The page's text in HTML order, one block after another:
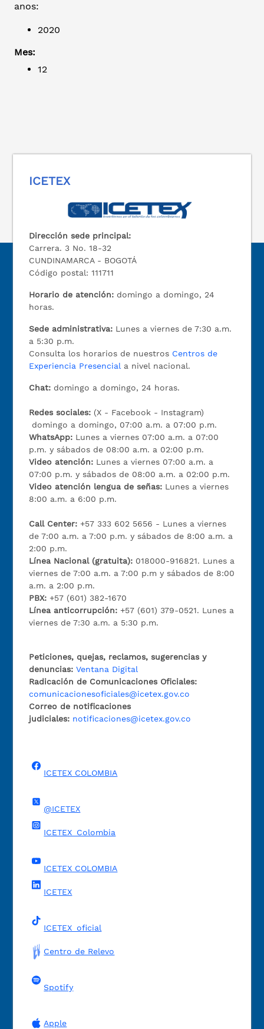
anos:
2020
Mes:
12
ICETEX
Dirección sede principal:
Carrera. 3 No. 18-32
CUNDINAMARCA - BOGOTÁ
Código postal: 111711
Horario de atención: domingo a domingo, 24
horas.
Sede administrativa: Lunes a viernes de 7:30 a.m.
a 5:30 p.m.
Consulta los horarios de nuestros Centros de
Experiencia Presencial a nivel nacional.
Chat: domingo a domingo, 24 horas.
Redes sociales: (X - Facebook - Instagram)
domingo a domingo, 07:00 a.m. a 07:00 p.m.
WhatsApp: Lunes a viernes 07:00 a.m. a 07:00
p.m. y sábados de 08:00 a.m. a 02:00 p.m.
Video atención: Lunes a viernes 07:00 a.m. a
07:00 p.m. y sábados de 08:00 a.m. a 02:00 p.m.
Video atención lengua de señas: Lunes a viernes
8:00 a.m. a 6:00 p.m.
Call Center:+57 333 602 5656 - Lunes a viernes
de 7:00 a.m. a 7:00 p.m. y sábados de 8:00 a.m. a
2:00 p.m.
Línea Nacional (gratuita): 018000-916821. Lunes a
viernes de 7:00 a.m. a 7:00 p.m y sábados de 8:00
a.m. a 2:00 p.m.
PBX:+57 (601) 382-1670
Línea anticorrupción:+57 (601) 379-0521. Lunes a
viernes de 7:30 a.m. a 5:30 p.m.
Peticiones, quejas, reclamos, sugerencias y
denuncias: Ventana Digital
Radicación de Comunicaciones Oficiales:
comunicacionesoficiales@icetex.gov.co
Correo de notificaciones
judiciales: notificaciones@icetex.gov.co
ICETEX COLOMBIA
@ICETEX
ICETEX_Colombia
ICETEX COLOMBIA
ICETEX
ICETEX_oficial
Centro de Relevo
Spotify
Apple